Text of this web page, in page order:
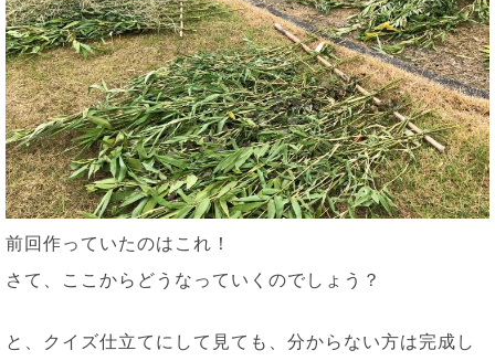
前回作っていたのはこれ！
さて、ここからどうなっていくのでしょう？
と、クイズ仕立てにして見ても、分からない方は完成し